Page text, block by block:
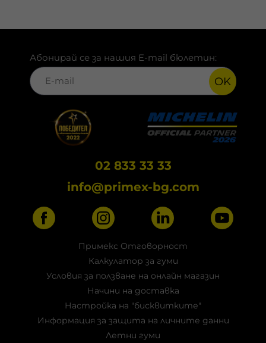
Абонирай се за нашия E-mail бюлетин:
OK
02 833 33 33
info@primex-bg.com
Примекс Отговорност
Калкулатор за гуми
Условия за ползване на онлайн магазин
Начини на доставка
Настройка на "бисквитките"
Информация за защита на личните данни
Летни гуми